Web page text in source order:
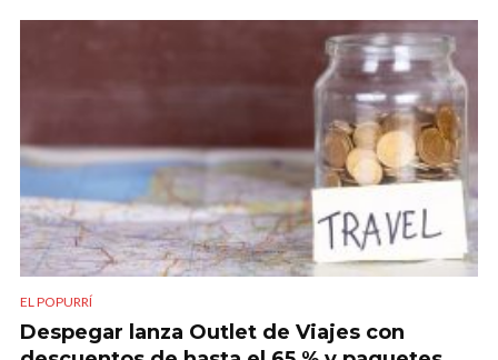
EL POPURRÍ
Despegar lanza Outlet de Viajes con